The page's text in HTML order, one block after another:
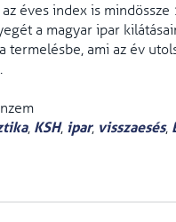
éves index is
a magyar ipar
termelésbe, ami az év
, KSH, ipar, visszaesés,